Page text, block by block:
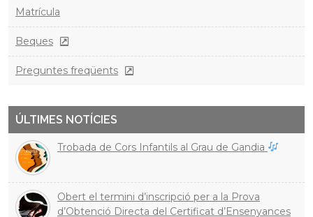
Matrícula
Beques
Preguntes freqüents
ÚLTIMES NOTÍCIES
Trobada de Cors Infantils al Grau de Gandia
Obert el termini d’inscripció per a la Prova
d’Obtenció Directa del Certificat d’Ensenyances